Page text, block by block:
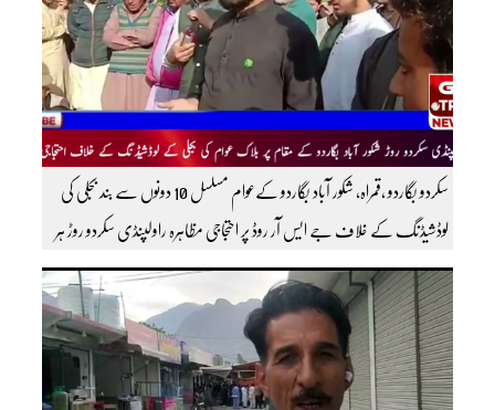
سکردو بگاردو ،قمراہ، شکور آباد بگاردو کےعوام مسلسل 10 دونوں سے بند بجلی کی
لوڈشیڈنگ کے خلاف جے ایس آر روڈ پر احتجاجی مظاہرہ راولپنڈی سکردو روڑ ہر
قسم کی ٹریفک کے لئے بند۔۔ مزید اپڈیٹس کے لیے ہمارے یوٹیوب چینل کو
سبسکرائب کریں